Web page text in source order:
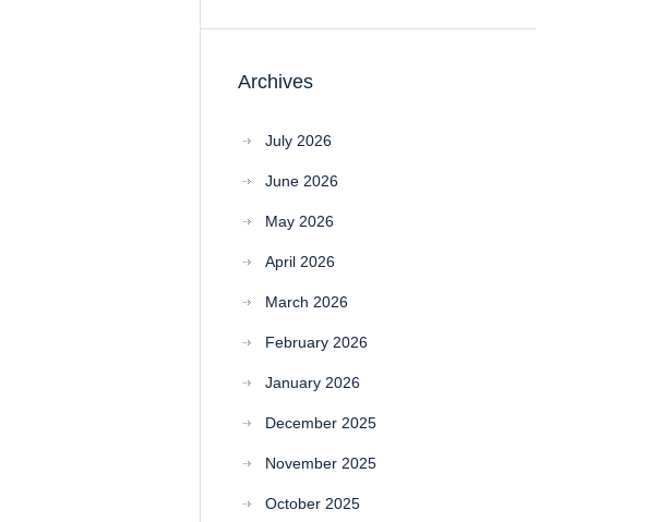
Archives
July 2026
June 2026
May 2026
April 2026
March 2026
February 2026
January 2026
December 2025
November 2025
October 2025